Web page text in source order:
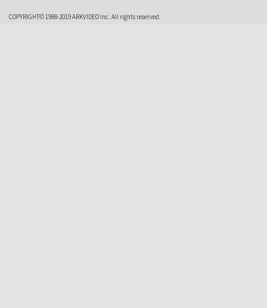
COPYRIGHT© 1988-2019 ARKVIDEO Inc. All rights reserved.